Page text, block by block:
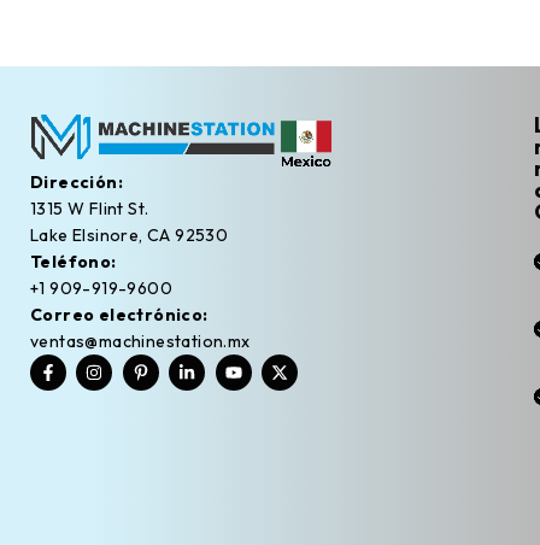
Dirección:
1315 W Flint St.
Lake Elsinore, CA 92530
Teléfono:
+1 909-919-9600
Correo electrónico:
ventas@machinestation.mx